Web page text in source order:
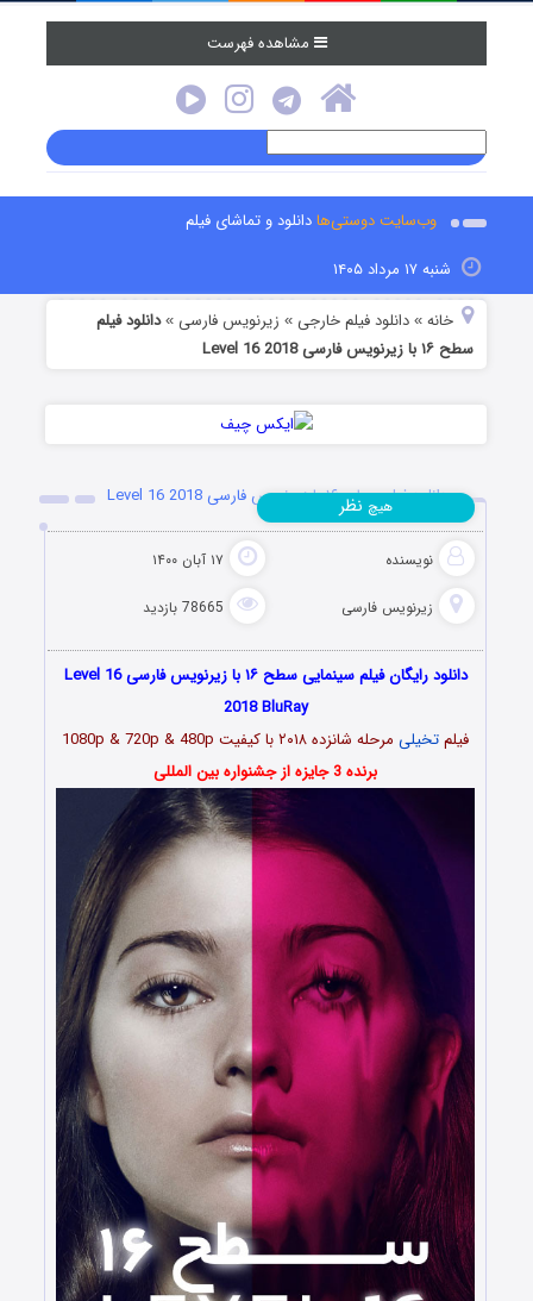
مشاهده فهرست
وب‌سایت دوستی‌هادانلود و تماشای فیلم
شنبه ۱۷ مرداد ۱۴۰۵
خانه »دانلود فیلم خارجی » زیرنویس فارسی »دانلود فیلم
سطح ۱۶ با زیرنویس فارسی Level 16 2018
دانلود فیلم سطح ۱۶ با زیرنویس فارسی Level 16 2018
نویسنده ۱۷ آبان ۱۴۰۰
زیرنویس فارسی 78665 بازدید
هیچ نظر
دانلود رایگان فیلم سینمایی سطح ۱۶ با زیرنویس فارسی Level 16
2018 BluRay
فیلمتخیلی مرحله شانزده ۲۰۱۸ با کیفیت 1080p & 720p & 480p
برنده 3 جایزه از جشنواره بین المللی